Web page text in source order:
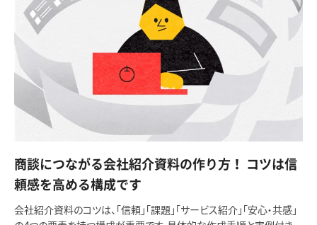
商談につながる会社紹介資料の作り方！ コツは信
頼感を高める構成です
会社紹介資料のコツは、「信頼」「課題」「サービス紹介」「安心・共感」